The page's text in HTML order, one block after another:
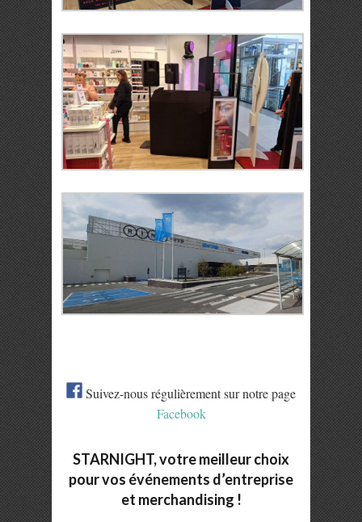
Suivez-nous régulièrement sur notre page
Facebook
STARNIGHT, votre meilleur choix
pour vos événements d’entreprise
et merchandising !